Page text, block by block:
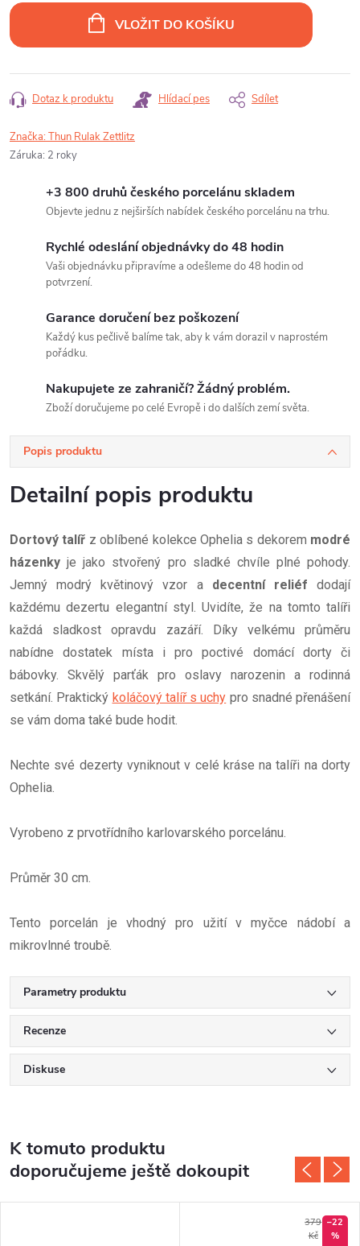
cena:
VLOŽIT DO KOŠÍKU
Dotaz k produktu Hlídací pes Sdílet
Značka:Thun Rulak Zettlitz
Záruka: 2 roky
+3 800 druhů českého porcelánu skladem
Objevte jednu z nejširších nabídek českého porcelánu na trhu.
Rychlé odeslání objednávky do 48 hodin
Vaši objednávku připravíme a odešleme do 48 hodin od
potvrzení.
Garance doručení bez poškození
Každý kus pečlivě balíme tak, aby k vám dorazil v naprostém
pořádku.
Nakupujete ze zahraničí? Žádný problém.
Zboží doručujeme po celé Evropě i do dalších zemí světa.
Popis produktu
Detailní popis produktu
Dortový talíř z oblíbené kolekce Ophelia s dekorem modré
házenky je jako stvořený pro sladké chvíle plné pohody.
Jemný modrý květinový vzor a decentní reliéf dodají
každému dezertu elegantní styl. Uvidíte, že na tomto talíři
každá sladkost opravdu zazáří. Díky velkému průměru
nabídne dostatek místa i pro poctivé domácí dorty či
bábovky. Skvělý parťák pro oslavy narozenin a rodinná
setkání. Praktický koláčový talíř s uchy pro snadné přenášení
se vám doma také bude hodit.
Nechte své dezerty vyniknout v celé kráse na talíři na dorty
Ophelia.
Vyrobeno z prvotřídního karlovarského porcelánu.
Průměr 30 cm.
Tento porcelán je vhodný pro užití v myčce nádobí a
mikrovlnné troubě.
Parametry produktu
Recenze
Diskuse
K tomuto produktu
doporučujeme ještě dokoupit
379
Kč
–22
%